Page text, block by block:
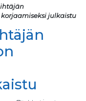
julkaistu